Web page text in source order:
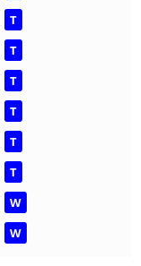
T
T
T
T
T
T
W
W